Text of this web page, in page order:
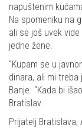
napuštenim
Na spomeniku na
ali se još uvek
jedne žene.
"Kupam se u
dinara, ali mi treba
Banje. “Kada bi
Bratislav.
Prijatelj Bratislava,